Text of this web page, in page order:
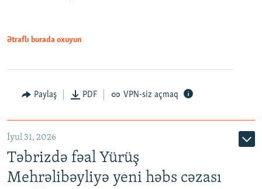
Ətraflı burada oxuyun
Paylaş PDF VPN-siz açmaq
İyul 31, 2026
Təbrizdə fəal Yürüş
Mehrəlibəyliyə yeni həbs cəzası